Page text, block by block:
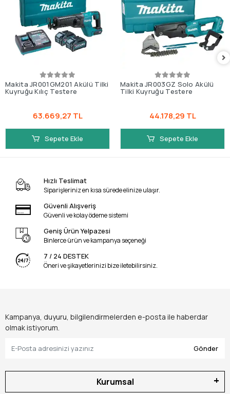
Makita JR001GM201 Akülü Tilki
Kuyruğu Kılıç Testere
63.669,27 TL
Sepete Ekle
Makita JR003GZ Solo Akülü
Tilki Kuyruğu Testere
44.178,29 TL
Sepete Ekle
Hızlı Teslimat
Siparişleriniz en kısa sürede elinize ulaşır.
Güvenli Alışveriş
Güvenli ve kolay ödeme sistemi
Geniş Ürün Yelpazesi
Binlerce ürün ve kampanya seçeneği
7 / 24 DESTEK
Öneri ve şikayetlerinizi bize iletebilirsiniz.
Kampanya, duyuru, bilgilendirmelerden e-posta ile haberdar
olmak istiyorum.
Gönder
Kurumsal